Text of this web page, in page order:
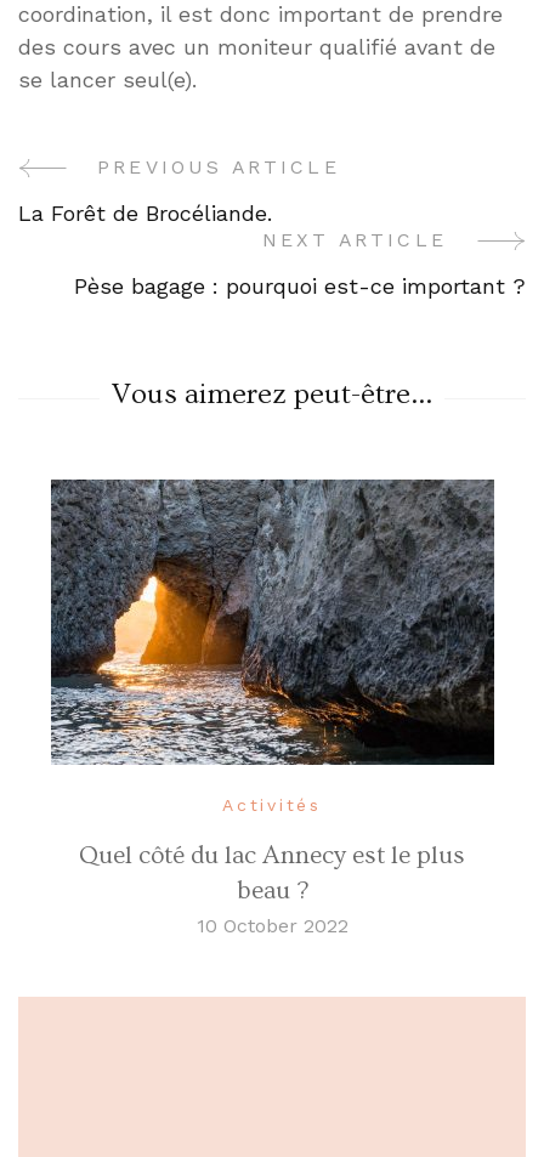
coordination, il est donc important de prendre
des cours avec un moniteur qualifié avant de
se lancer seul(e).
PostPREVIOUS ARTICLE
La Forêt de Brocéliande.
NEXT ARTICLE
Pèse bagage : pourquoi est-ce important ?
Vous aimerez peut-être...
Activités
Quel côté du lac Annecy est le plus
beau ?
10 October 2022